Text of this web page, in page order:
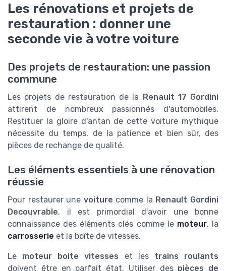
Les rénovations et projets de
restauration : donner une
seconde vie à votre voiture
Des projets de restauration: une passion
commune
Les projets de restauration de la Renault 17 Gordini
attirent de nombreux passionnés d'automobiles.
Restituer la gloire d'antan de cette voiture mythique
nécessite du temps, de la patience et bien sûr, des
pièces de rechange de qualité.
Les éléments essentiels à une rénovation
réussie
Pour restaurer une voiture comme la Renault Gordini
Decouvrable, il est primordial d'avoir une bonne
connaissance des éléments clés comme le moteur, la
carrosserie et la boîte de vitesses.
Le moteur boite vitesses et les trains roulants
doivent être en parfait état. Utiliser des pièces de